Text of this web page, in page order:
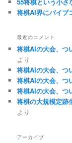
将棋AI界にバイブ
最近のコメント
将棋AIの大会、つ
より
将棋AIの大会、つ
将棋AIの大会、つ
将棋AIの大会、つ
将棋の大規模定跡
より
アーカイブ